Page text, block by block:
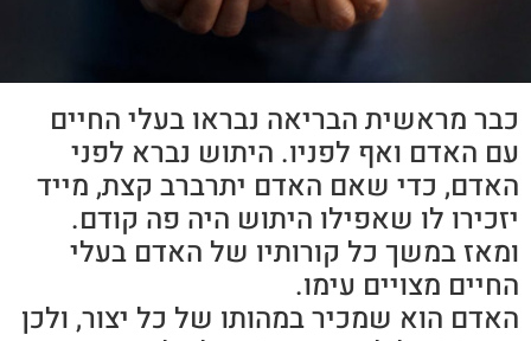
כבר מראשית הבריאה נבראו בעלי החיים
עם האדם ואף לפניו. היתוש נברא לפני
האדם, כדי שאם האדם יתרברב קצת, מייד
יזכירו לו שאפילו היתוש היה פה קודם.
ומאז במשך כל קורותיו של האדם בעלי
החיים מצויים עימו.
האדם הוא שמכיר במהותו של כל יצור, ולכן